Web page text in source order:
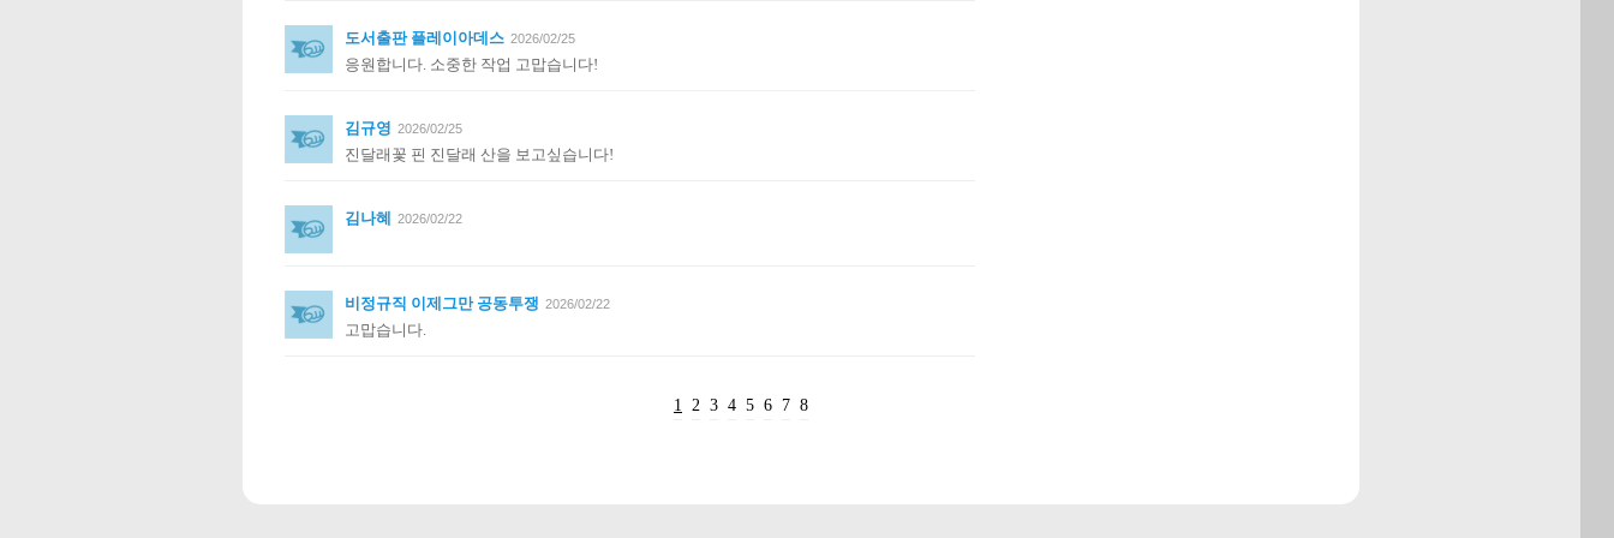
도서출판 플레이아데스 2026/02/25
응원합니다. 소중한 작업 고맙습니다!
김규영 2026/02/25
진달래꽃 핀 진달래 산을 보고싶습니다!
김나혜 2026/02/22
비정규직 이제그만 공동투쟁 2026/02/22
고맙습니다.
1 2 3 4 5 6 7 8